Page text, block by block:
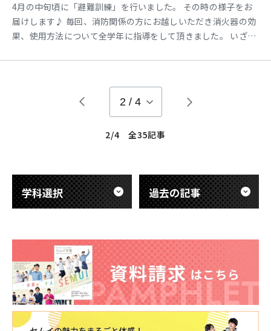
4月の中旬頃に「避難訓練」を行いました。 その時の様子をお
届けします♪ 毎回、消防関係の方にお越しいただき消火器の効
果、使用方法について全学年に指導をして頂きました。 いざと
にく雨が一日降り続いていた日でした・・・。（翌日は見事に
2 / 4
2/4 全35記事
学科選択 過去の記事